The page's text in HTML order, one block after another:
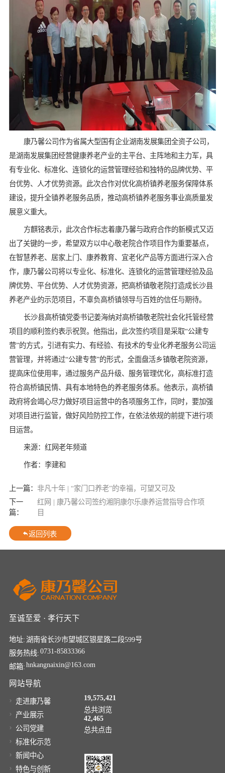
康乃馨公司作为省属大型国有企业湖南发展集团全资子公司，
是湖南发展集团经营健康养老产业的主平台、主阵地和主力军，具
有专业化、标准化、连锁化的运营管理经验和独特的品牌优势、平
台优势、人才优势资源。此次合作对优化高桥镇养老服务保障体系
建设，提升全镇养老服务品质，推动高桥镇养老服务事业高质量发
展意义重大。
方麒铭表示，此次合作标志着康乃馨与政府合作的新模式又迈
出了关键的一步，希望双方以中心敬老院合作项目作为重要基点，
在智慧养老、居家上门、康养教育、宜老化产品等方面进行深入合
作，康乃馨公司将以专业化、标准化、连锁化的运营管理经验及品
牌优势、平台优势、人才优势资源，把高桥镇敬老院打造成长沙县
养老产业的示范项目，不辜负高桥镇领导与百姓的信任与期待。
长沙县高桥镇党委书记姜海纳对高桥镇敬老院社会化托管经营
项目的顺利签约表示祝贺。他指出，此次签约项目是采取“公建专
营”的方式，引进有实力、有经验、有技术的专业化养老服务公司运
营管理，并将通过“公建专营”的形式，全面盘活乡镇敬老院资源，
提高床位使用率，通过服务产品升级、服务管理优化，高标准打造
符合高桥镇民情、具有本地特色的养老服务体系。他表示，高桥镇
政府将会竭心尽力做好项目运营中的各项服务工作，同时，要加强
对项目进行监管，做好风险防控工作，在依法依规的前提下进行项
目运营。
来源：红网老年频道
作者：李建和
上一篇： 非凡十年 | “家门口养老”的幸福，可望又可及
下一
篇：
红网 | 康乃馨公司签约湘阴康尔乐康养运营指导合作项
目
返回列表
至诚至爱 · 孝行天下
地址: 湖南省长沙市望城区银星路二段599号
服务热线: 0731-85833366
邮箱: hnkangnaixin@163.com
网站导航
走进康乃馨
产业展示
公司党建
标准化示范
新闻中心
特色与创新
19,575,421
总共浏览
42,465
总共点击